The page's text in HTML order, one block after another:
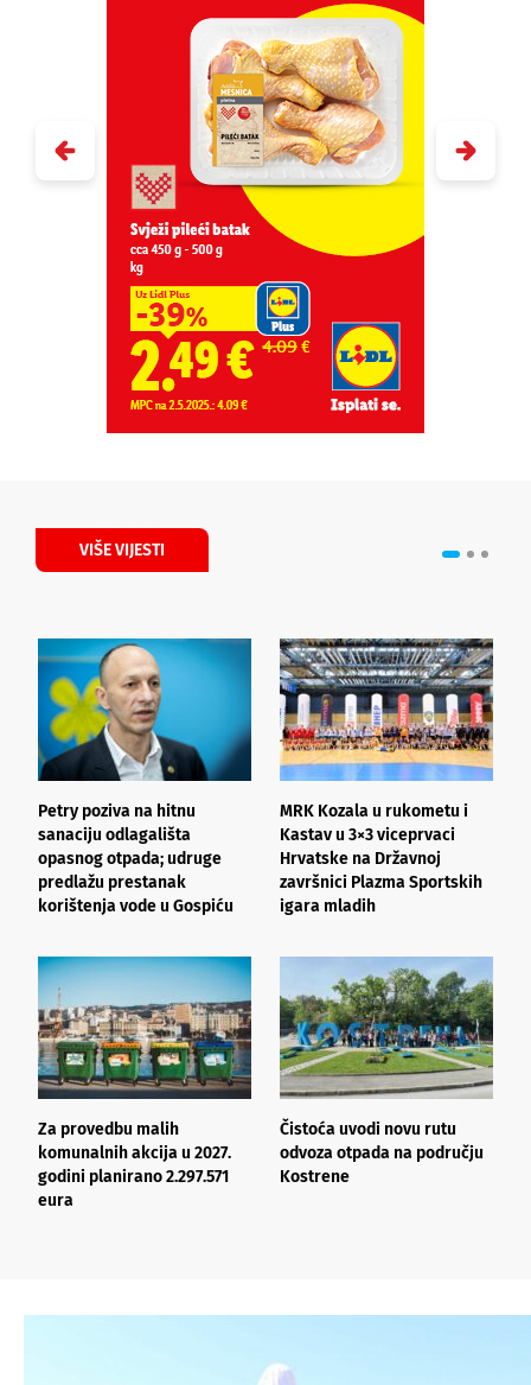
VIŠE VIJESTI
Petry poziva na hitnu
sanaciju odlagališta
opasnog otpada; udruge
predlažu prestanak
korištenja vode u Gospiću
MRK Kozala u rukometu i
Kastav u 3×3 viceprvaci
Hrvatske na Državnoj
završnici Plazma Sportskih
igara mladih
Za provedbu malih
komunalnih akcija u 2027.
godini planirano 2.297.571
eura
Čistoća uvodi novu rutu
odvoza otpada na području
Kostrene